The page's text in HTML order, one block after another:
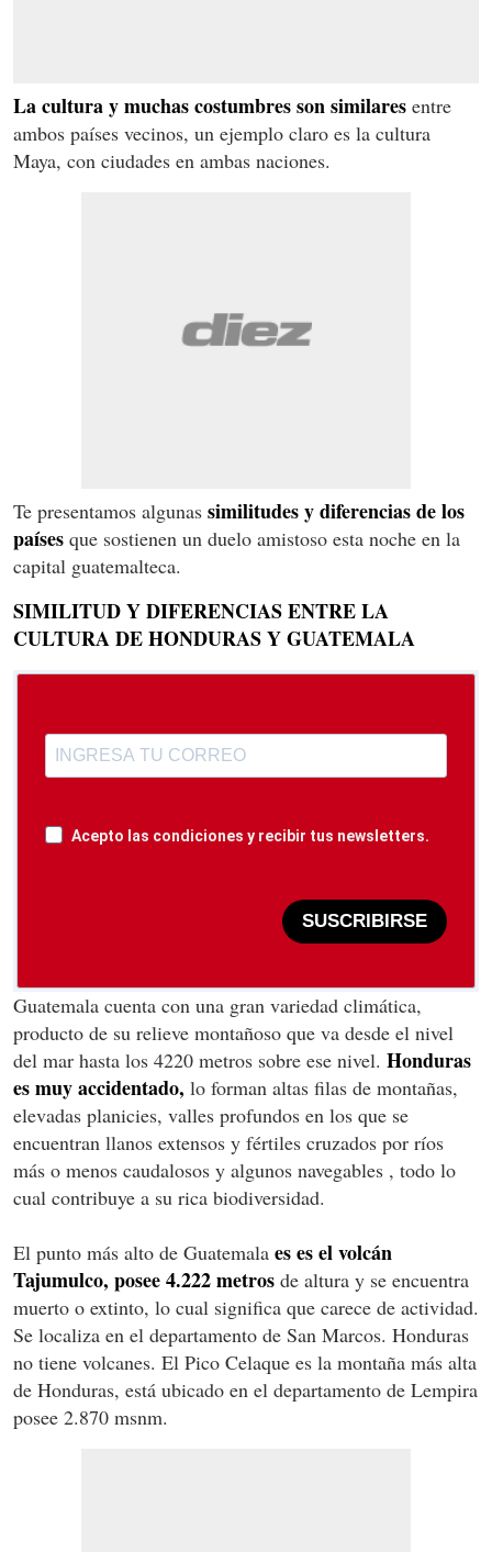
La cultura y muchas costumbres son similares entre
ambos países vecinos, un ejemplo claro es la cultura
Maya, con ciudades en ambas naciones.
Te presentamos algunas similitudes y diferencias de los
países que sostienen un duelo amistoso esta noche en la
capital guatemalteca.
SIMILITUD Y DIFERENCIAS ENTRE LA
CULTURA DE HONDURAS Y GUATEMALA
Acepto las condiciones y recibir tus newsletters.
SUSCRIBIRSE
Guatemala cuenta con una gran variedad climática,
producto de su relieve montañoso que va desde el nivel
del mar hasta los 4220 metros sobre ese nivel. Honduras
es muy accidentado, lo forman altas filas de montañas,
elevadas planicies, valles profundos en los que se
encuentran llanos extensos y fértiles cruzados por ríos
más o menos caudalosos y algunos navegables , todo lo
cual contribuye a su rica biodiversidad.
El punto más alto de Guatemala es es el volcán
Tajumulco, posee 4.222 metros de altura y se encuentra
muerto o extinto, lo cual significa que carece de actividad.
Se localiza en el departamento de San Marcos. Honduras
no tiene volcanes. El Pico Celaque es la montaña más alta
de Honduras, está ubicado en el departamento de Lempira
posee 2.870 msnm.